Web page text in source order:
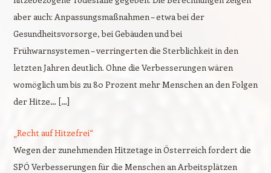
aber auch: Anpassungsmaßnahmen – etwa bei der
Gesundheitsvorsorge, bei Gebäuden und bei
Frühwarnsystemen – verringerten die Sterblichkeit in den
letzten Jahren deutlich. Ohne die Verbesserungen wären
womöglich um bis zu 80 Prozent mehr Menschen an den Folgen
der Hitze… […]
„Recht auf Hitzefrei“
Wegen der zunehmenden Hitzetage in Österreich fordert die
SPÖ Verbesserungen für die Menschen an Arbeitsplätzen